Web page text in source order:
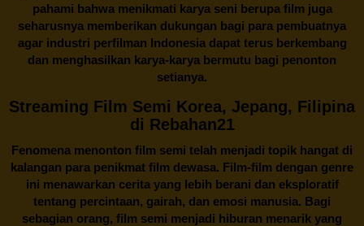
pahami bahwa menikmati karya seni berupa film juga
seharusnya memberikan dukungan bagi para pembuatnya
agar industri perfilman Indonesia dapat terus berkembang
dan menghasilkan karya-karya bermutu bagi penonton
setianya.
Streaming Film Semi Korea, Jepang, Filipina
di Rebahan21
Fenomena menonton film semi telah menjadi topik hangat di
kalangan para penikmat film dewasa. Film-film dengan genre
ini menawarkan cerita yang lebih berani dan eksploratif
tentang percintaan, gairah, dan emosi manusia. Bagi
sebagian orang, film semi menjadi hiburan menarik yang